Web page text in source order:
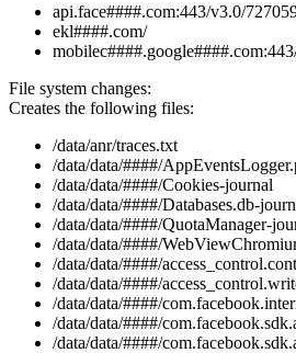
api.face####.com:443/v3.0/
ekl####.com/
File system changes:
Creates the following files:
/data/anr/traces.txt
/data/data/####/
/data/data/####/Cookies-journal
/data/data/####/Databases.db-
/data/data/####/QuotaManager-
/data/data/####/
/data/data/####/
/data/data/####/
/data/data/####/
/data/data/####/
/data/data/####/